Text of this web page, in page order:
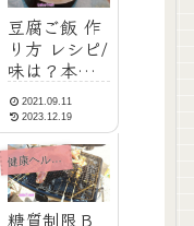
豆腐ご飯 作
り方 レシピ/
味は？本当
にごはんの
代わりにな
る？豆腐ご
飯を作って
みました
2021.09.11
2023.12.19
健
康ヘルスケア
糖質制限Ｂ